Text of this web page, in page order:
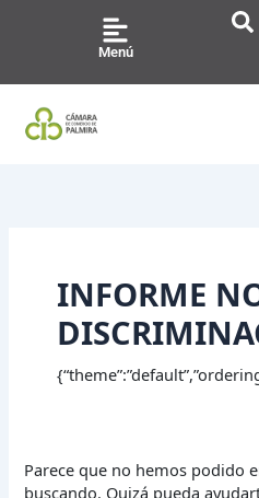
Menú
INFORME
Parece que no hemos podido
buscando. Quizá pueda